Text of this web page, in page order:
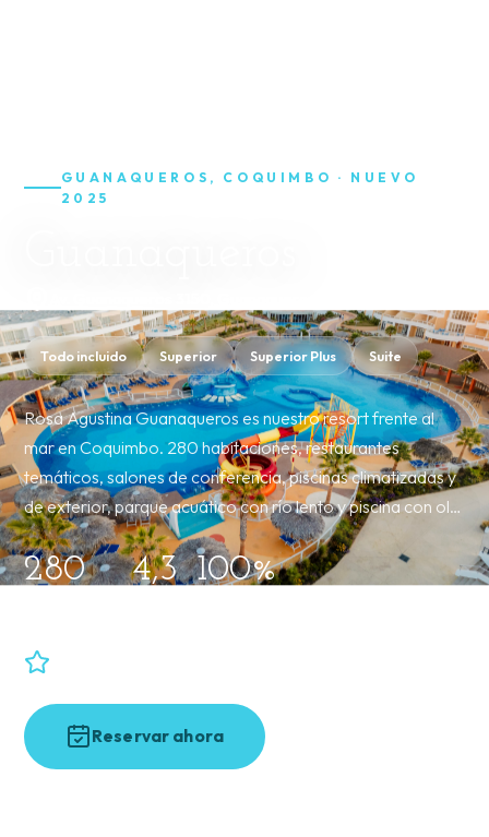
GUANAQUEROS, COQUIMBO · NUEVO
2025
Todo incluido Superior Superior Plus Suite
Rosa Agustina Guanaqueros es nuestro resort frente al
mar en Coquimbo. 280 habitaciones, restaurantes
temáticos, salones de conferencia, piscinas climatizadas y
de exterior, parque acuático con río lento y piscina con ol…
280 4,3 100%
Reservar ahora